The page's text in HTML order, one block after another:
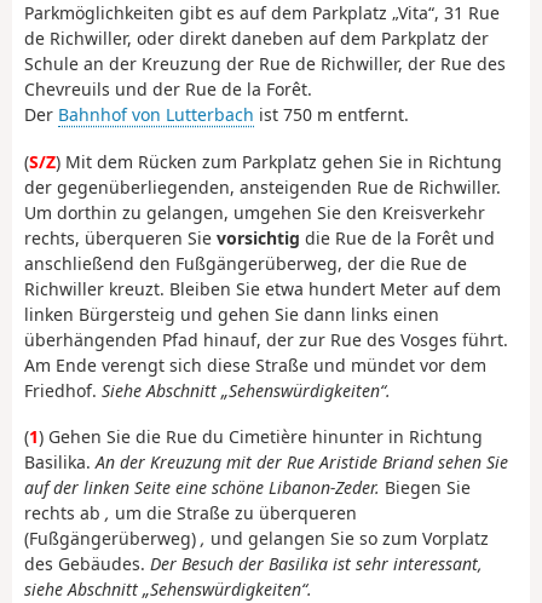
Parkmöglichkeiten gibt es auf dem Parkplatz „Vita“, 31 Rue
de Richwiller, oder direkt daneben auf dem Parkplatz der
Schule an der Kreuzung der Rue de Richwiller, der Rue des
Chevreuils und der Rue de la Forêt.
Der Bahnhof von Lutterbach ist 750 m entfernt.
(S/Z) Mit dem Rücken zum Parkplatz gehen Sie in Richtung
der gegenüberliegenden, ansteigenden Rue de Richwiller.
Um dorthin zu gelangen, umgehen Sie den Kreisverkehr
rechts, überqueren Sie vorsichtig die Rue de la Forêt und
anschließend den Fußgängerüberweg, der die Rue de
Richwiller kreuzt. Bleiben Sie etwa hundert Meter auf dem
linken Bürgersteig und gehen Sie dann links einen
überhängenden Pfad hinauf, der zur Rue des Vosges führt.
Am Ende verengt sich diese Straße und mündet vor dem
Friedhof. Siehe Abschnitt „Sehenswürdigkeiten“.
(1) Gehen Sie die Rue du Cimetière hinunter in Richtung
Basilika.An der Kreuzung mit der Rue Aristide Briand sehen Sie
auf der linken Seite eine schöne Libanon-Zeder. Biegen Sie
rechts ab , um die Straße zu überqueren
(Fußgängerüberweg) , und gelangen Sie so zum Vorplatz
des Gebäudes. Der Besuch der Basilika ist sehr interessant,
siehe Abschnitt „Sehenswürdigkeiten“.